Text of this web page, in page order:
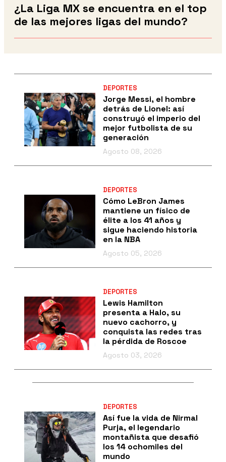
¿La Liga MX se encuentra en el top
de las mejores ligas del mundo?
DEPORTES
Jorge Messi, el hombre
detrás de Lionel: así
construyó el imperio del
mejor futbolista de su
generación
Agosto 08, 2026
DEPORTES
Cómo LeBron James
mantiene un físico de
élite a los 41 años y
sigue haciendo historia
en la NBA
Agosto 05, 2026
DEPORTES
Lewis Hamilton
presenta a Halo, su
nuevo cachorro, y
conquista las redes tras
la pérdida de Roscoe
Agosto 03, 2026
DEPORTES
Así fue la vida de Nirmal
Purja, el legendario
montañista que desafió
los 14 ochomiles del
mundo